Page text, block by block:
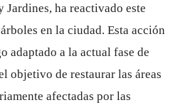
Jardines, ha reactivado este
en la ciudad. Esta acción
adaptado a la actual fase de
objetivo de restaurar las áreas
afectadas por las